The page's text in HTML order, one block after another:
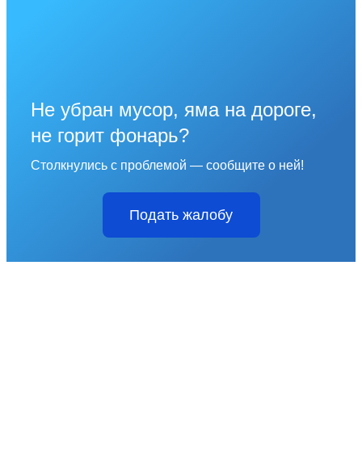
Не убран мусор, яма на дороге,
не горит фонарь?
Столкнулись с проблемой — сообщите о ней!
Подать жалобу